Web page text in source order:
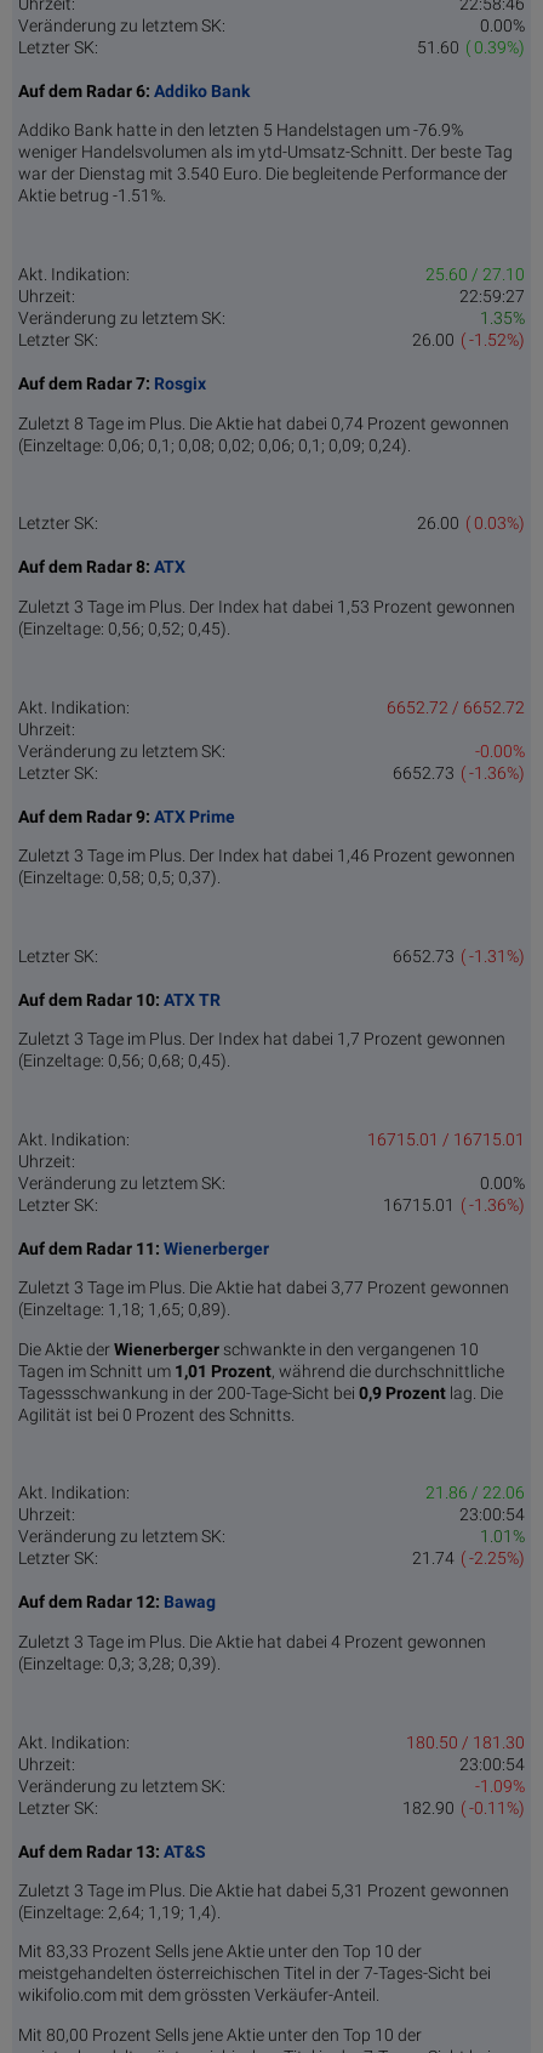
Veränderung zu letztem SK:
0.00%
Letzter SK:
( 0.39%)
51.60
Auf dem Radar 6: Addiko Bank
Addiko Bank hatte in den letzten 5 Handelstagen um -76.9%
weniger Handelsvolumen als im ytd-Umsatz-Schnitt. Der beste Tag
war der Dienstag mit 3.540 Euro. Die begleitende Performance der
Aktie betrug -1.51%.
Akt. Indikation:
25.60 / 27.10
Uhrzeit:
22:59:27
Veränderung zu letztem SK:
1.35%
Letzter SK:
( -1.52%)
26.00
Auf dem Radar 7: Rosgix
Zuletzt 8 Tage im Plus. Die Aktie hat dabei 0,74 Prozent gewonnen
(Einzeltage: 0,06; 0,1; 0,08; 0,02; 0,06; 0,1; 0,09; 0,24).
Letzter SK: ( 0.03%)
26.00
Auf dem Radar 8: ATX
Zuletzt 3 Tage im Plus. Der Index hat dabei 1,53 Prozent gewonnen
(Einzeltage: 0,56; 0,52; 0,45).
Akt. Indikation:
6652.72 / 6652.72
Uhrzeit:
Veränderung zu letztem SK:
-0.00%
Letzter SK:
( -1.36%)
6652.73
Auf dem Radar 9: ATX Prime
Zuletzt 3 Tage im Plus. Der Index hat dabei 1,46 Prozent gewonnen
(Einzeltage: 0,58; 0,5; 0,37).
Letzter SK: ( -1.31%)
6652.73
Auf dem Radar 10: ATX TR
Zuletzt 3 Tage im Plus. Der Index hat dabei 1,7 Prozent gewonnen
(Einzeltage: 0,56; 0,68; 0,45).
Akt. Indikation:
16715.01 / 16715.01
Uhrzeit:
Veränderung zu letztem SK:
0.00%
Letzter SK:
( -1.36%)
16715.01
Auf dem Radar 11: Wienerberger
Zuletzt 3 Tage im Plus. Die Aktie hat dabei 3,77 Prozent gewonnen
(Einzeltage: 1,18; 1,65; 0,89).
Die Aktie derWienerberger schwankte in den vergangenen 10
Tagen im Schnitt um 1,01 Pro­zent, während die durchschnittliche
Tagessschwankung in der 200-Tage-Sicht bei 0,9 Prozent lag. Die
Agilität ist bei 0 Prozent des Schnitts.
Akt. Indikation:
21.86 / 22.06
Uhrzeit:
23:00:54
Veränderung zu letztem SK:
1.01%
Letzter SK:
( -2.25%)
21.74
Auf dem Radar 12: Bawag
Zuletzt 3 Tage im Plus. Die Aktie hat dabei 4 Prozent gewonnen
(Einzeltage: 0,3; 3,28; 0,39).
Akt. Indikation:
180.50 / 181.30
Uhrzeit:
23:00:54
Veränderung zu letztem SK:
-1.09%
Letzter SK:
( -0.11%)
182.90
Auf dem Radar 13: AT&S
Zuletzt 3 Tage im Plus. Die Aktie hat dabei 5,31 Prozent gewonnen
(Einzeltage: 2,64; 1,19; 1,4).
Mit 83,33 Prozent Sells jene Aktie unter den Top 10 der
meistgehandelten österreichischen Titel in der 7-Tages-Sicht bei
wikifolio.com mit dem grössten Verkäufer-Anteil.
Mit 80,00 Prozent Sells jene Aktie unter den Top 10 der